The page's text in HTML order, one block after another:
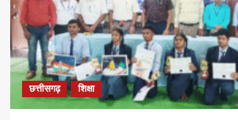
छत्तीसगढ़ शिक्षा